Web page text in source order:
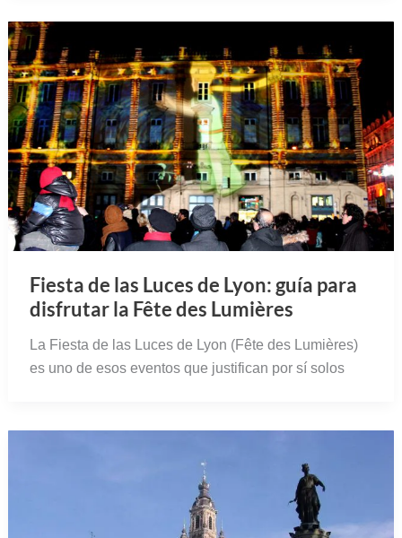
Fiesta de las Luces de Lyon: guía para
disfrutar la Fête des Lumières
La Fiesta de las Luces de Lyon (Fête des Lumières)
es uno de esos eventos que justifican por sí solos